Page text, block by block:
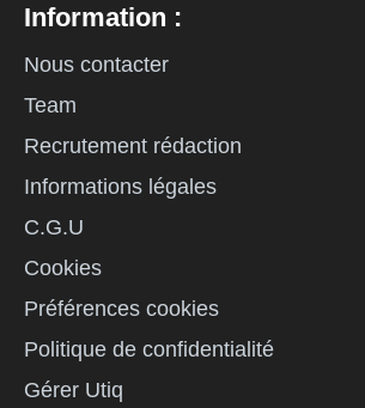
Information :
Nous contacter
Team
Recrutement rédaction
Informations légales
C.G.U
Cookies
Préférences cookies
Politique de confidentialité
Gérer Utiq